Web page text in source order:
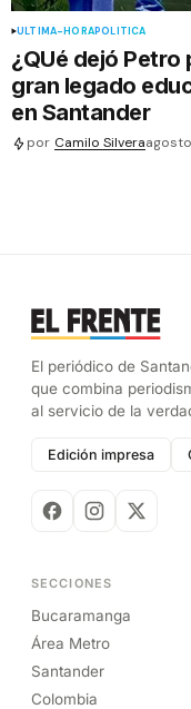
ÚLTIMA-HORAPOLÍTICA
¿QUé dejó Petro
gran legado
en Santander
por Camilo Silvera
El periódico de
que combina
al servicio de la
Edición impresa
SECCIONES
Bucaramanga
Área Metro
Santander
Colombia